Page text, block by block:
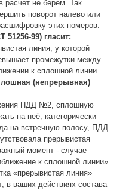
расчет не берем. Так
поворот налево или
этих номеров.
99) гласит:
линия, у которой
промежутки между
к сплошной линии
(непрерывная)
ПДД №2, сплошную
на неё, категорически
на встречную полосу, ПДД
прерывистая
момент - случае
к сплошной линии»
«прерывистая линия»
в ваших действиях состава